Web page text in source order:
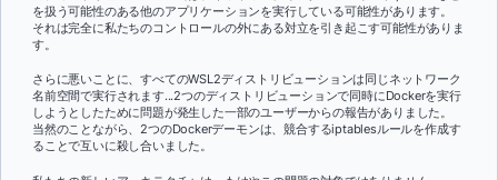
を扱う可能性のある他のアプリケーションを実行している可能性があります。
それは完全に私たちのコントロールの外にある対立を引き起こす可能性がありま
す。
さらに悪いことに、すべてのWSL2ディストリビューションは同じネットワーク
名前空間で実行されます...2つのディストリビューションで同時にDockerを実行
しようとしたために問題が発生した一部のユーザーからの報告がありました。
当然のことながら、2つのDockerデーモンは、競合するiptablesルールを作成す
ることで互いに殺し合いました。